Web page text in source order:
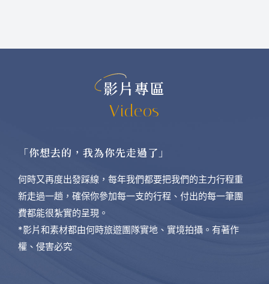
影片專區
Videos
「你想去的，我為你先走過了」
何時又再度出發踩線，每年我們都要把我們的主力行程重
新走過一趟，確保你參加每一支的行程、付出的每一筆團
費都能很紮實的呈現。
*影片和素材都由何時旅遊團隊實地、實境拍攝。有著作
權、侵害必究